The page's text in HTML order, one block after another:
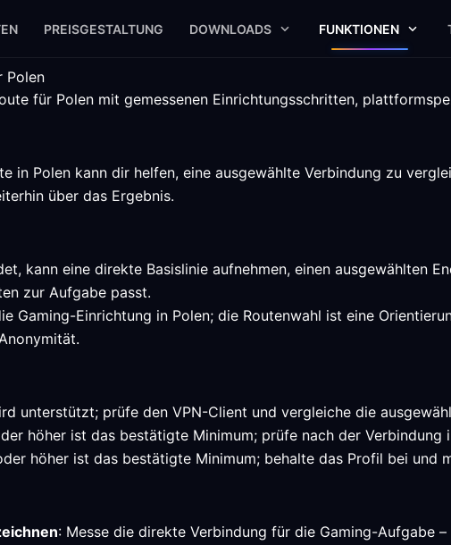
PREISGESTALTUNG DOWNLOADS FUNKTIONEN
Polen
für Polen mit gemessenen Einrichtungsschritten,
in Polen kann dir helfen, eine ausgewählte Verbindung zu
über das Ergebnis.
kann eine direkte Basislinie aufnehmen, einen ausgewählten
zur Aufgabe passt.
Gaming-Einrichtung in Polen; die Routenwahl ist eine
unterstützt; prüfe den VPN-Client und vergleiche die
höher ist das bestätigte Minimum; prüfe nach der Verbindung
höher ist das bestätigte Minimum; behalte das Profil bei und
: Messe die direkte Verbindung für die Gaming-Aufgabe